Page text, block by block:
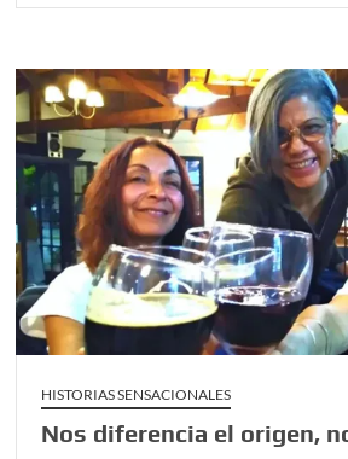
HISTORIAS SENSACIONALES
Nos diferencia el origen,